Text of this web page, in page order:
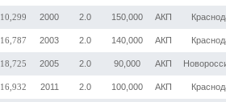
10,299 2000 2.0 150,000 АКП
16,787 2003 2.0 140,000 АКП
18,725 2005 2.0 90,000 АКП
16,932 2011 2.0 100,000 АКП